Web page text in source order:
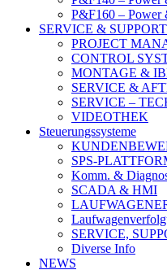
P&F160 – Power
SERVICE & SUPPORT
PROJECT
CONTROL
MONTAGE &
SERVICE &
SERVICE –
VIDEOTHEK
Steuerungssysteme
SPS-
Komm. &
SCADA & HMI
SERVICE,
Diverse Info
NEWS